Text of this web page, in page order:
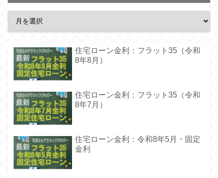
住宅ローン金利：フラット35（令和
8年8月）
住宅ローン金利：フラット35（令和
8年7月）
住宅ローン金利：令和8年5月・固定
金利